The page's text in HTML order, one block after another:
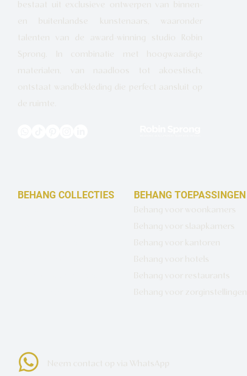
bestaat uit exclusieve ontwerpen van binnen-
en buitenlandse kunstenaars, waaronder
talenten van de award-winning studio Robin
Sprong. In combinatie met hoogwaardige
materialen, van naadloos tot akoestisch,
ontstaat wandbekleding die perfect aansluit op
de ruimte.
BEHANG COLLECTIES BEHANG TOEPASSINGEN
Behang voor woonkamers
Behang voor slaapkamers
Behang voor kantoren
Behang voor hotels
Behang voor restaurants
Behang voor zorginstellingen
Neem contact op via WhatsApp